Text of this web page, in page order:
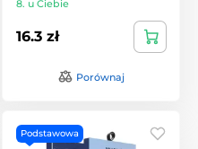
8. u Ciebie
16.3 zł
Porównaj
Podstawowa